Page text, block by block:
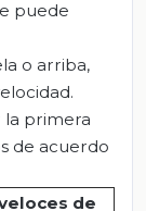
puede
o arriba,
la primera
de acuerdo
de